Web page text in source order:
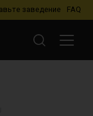
заведение FAQ